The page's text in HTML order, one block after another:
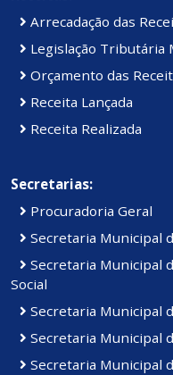
Arrecadação das
Legislação Tributária
Orçamento das
Receita Lançada
Receita Realizada
Secretarias:
Procuradoria Geral
Secretaria Municipal
Secretaria Municipal
Social
Secretaria Municipal
Secretaria Municipal
Secretaria Municipal